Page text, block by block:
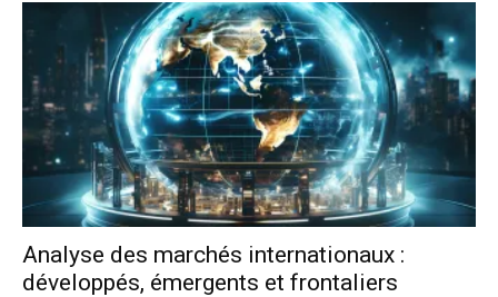
Analyse des marchés internationaux :
développés, émergents et frontaliers